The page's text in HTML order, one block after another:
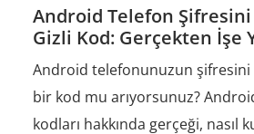
Android Telefon
Gizli Kod: Gerçekten İşe
Android telefonunuzun şifresini
bir kod mu arıyorsunuz?
kodları hakkında gerçeği, nasıl